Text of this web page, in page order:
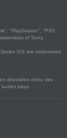
"PlayStation", "PS5
of Sony
X|S are trademarks
déposées et/ou des
pays.